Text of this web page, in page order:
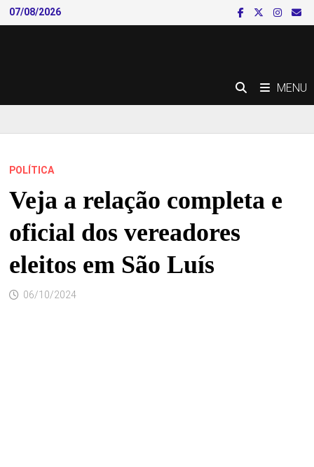
Skip
to
07/08/2026
MENU
POLÍTICA
Veja a relação completa e
oficial dos vereadores
eleitos em São Luís
06/10/2024